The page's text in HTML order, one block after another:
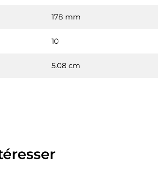
178 mm
10
5.08 cm